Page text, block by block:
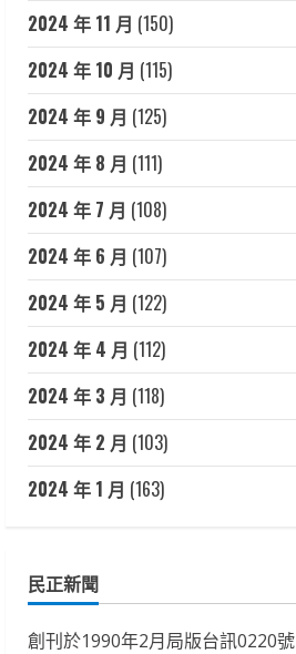
2024 年 11 月 (150)
2024 年 10 月 (115)
2024 年 9 月 (125)
2024 年 8 月 (111)
2024 年 7 月 (108)
2024 年 6 月 (107)
2024 年 5 月 (122)
2024 年 4 月 (112)
2024 年 3 月 (118)
2024 年 2 月 (103)
2024 年 1 月 (163)
民正新聞
創刊於1990年2月局版台訊0220號